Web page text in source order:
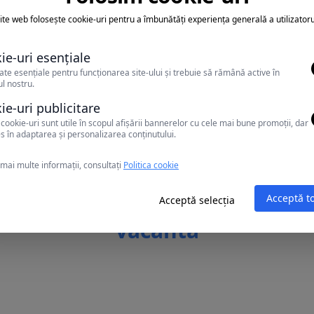
pentru un adult.
achita sejurul cu tichete
vacanta
web folosește cookie-uri pentru a îmbunătăți experiența generală a
uri esențiale
esențiale pentru funcționarea site-ului și trebuie să rămână active în
nostru.
uri publicitare
uri sunt utile în scopul afișării bannerelor cu cele mai bune promoții, dar
în adaptarea și personalizarea conținutului.
multe informații, consultați Politica cookie
Acceptă selecția Acceptă